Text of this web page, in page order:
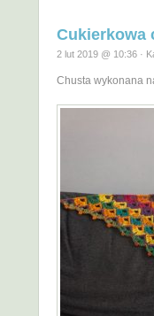
Cukierkowa
2 lut 2019 @ 10:36 ·
Chusta wykonana